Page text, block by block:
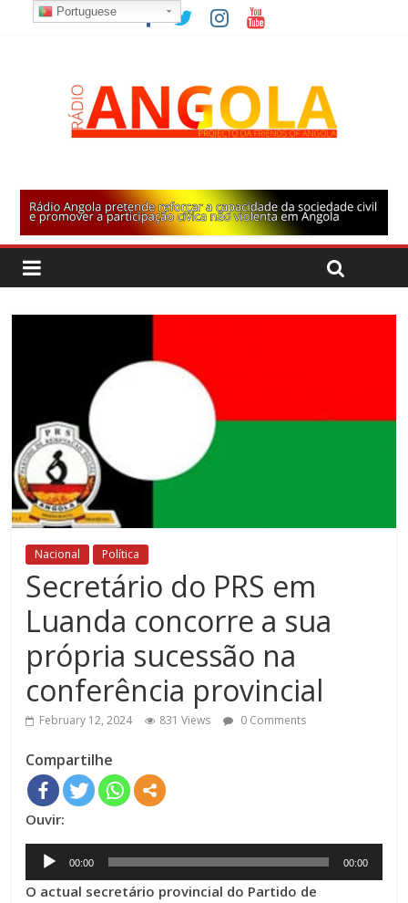
Nacional Política
Secretário do PRS em
Luanda concorre a sua
própria sucessão na
conferência provincial
February 12, 2024 831 Views 0 Comments
Compartilhe
Ouvir:
Audio
Player
00:00 00:00
O actual secretário provincial do Partido de
Portuguese